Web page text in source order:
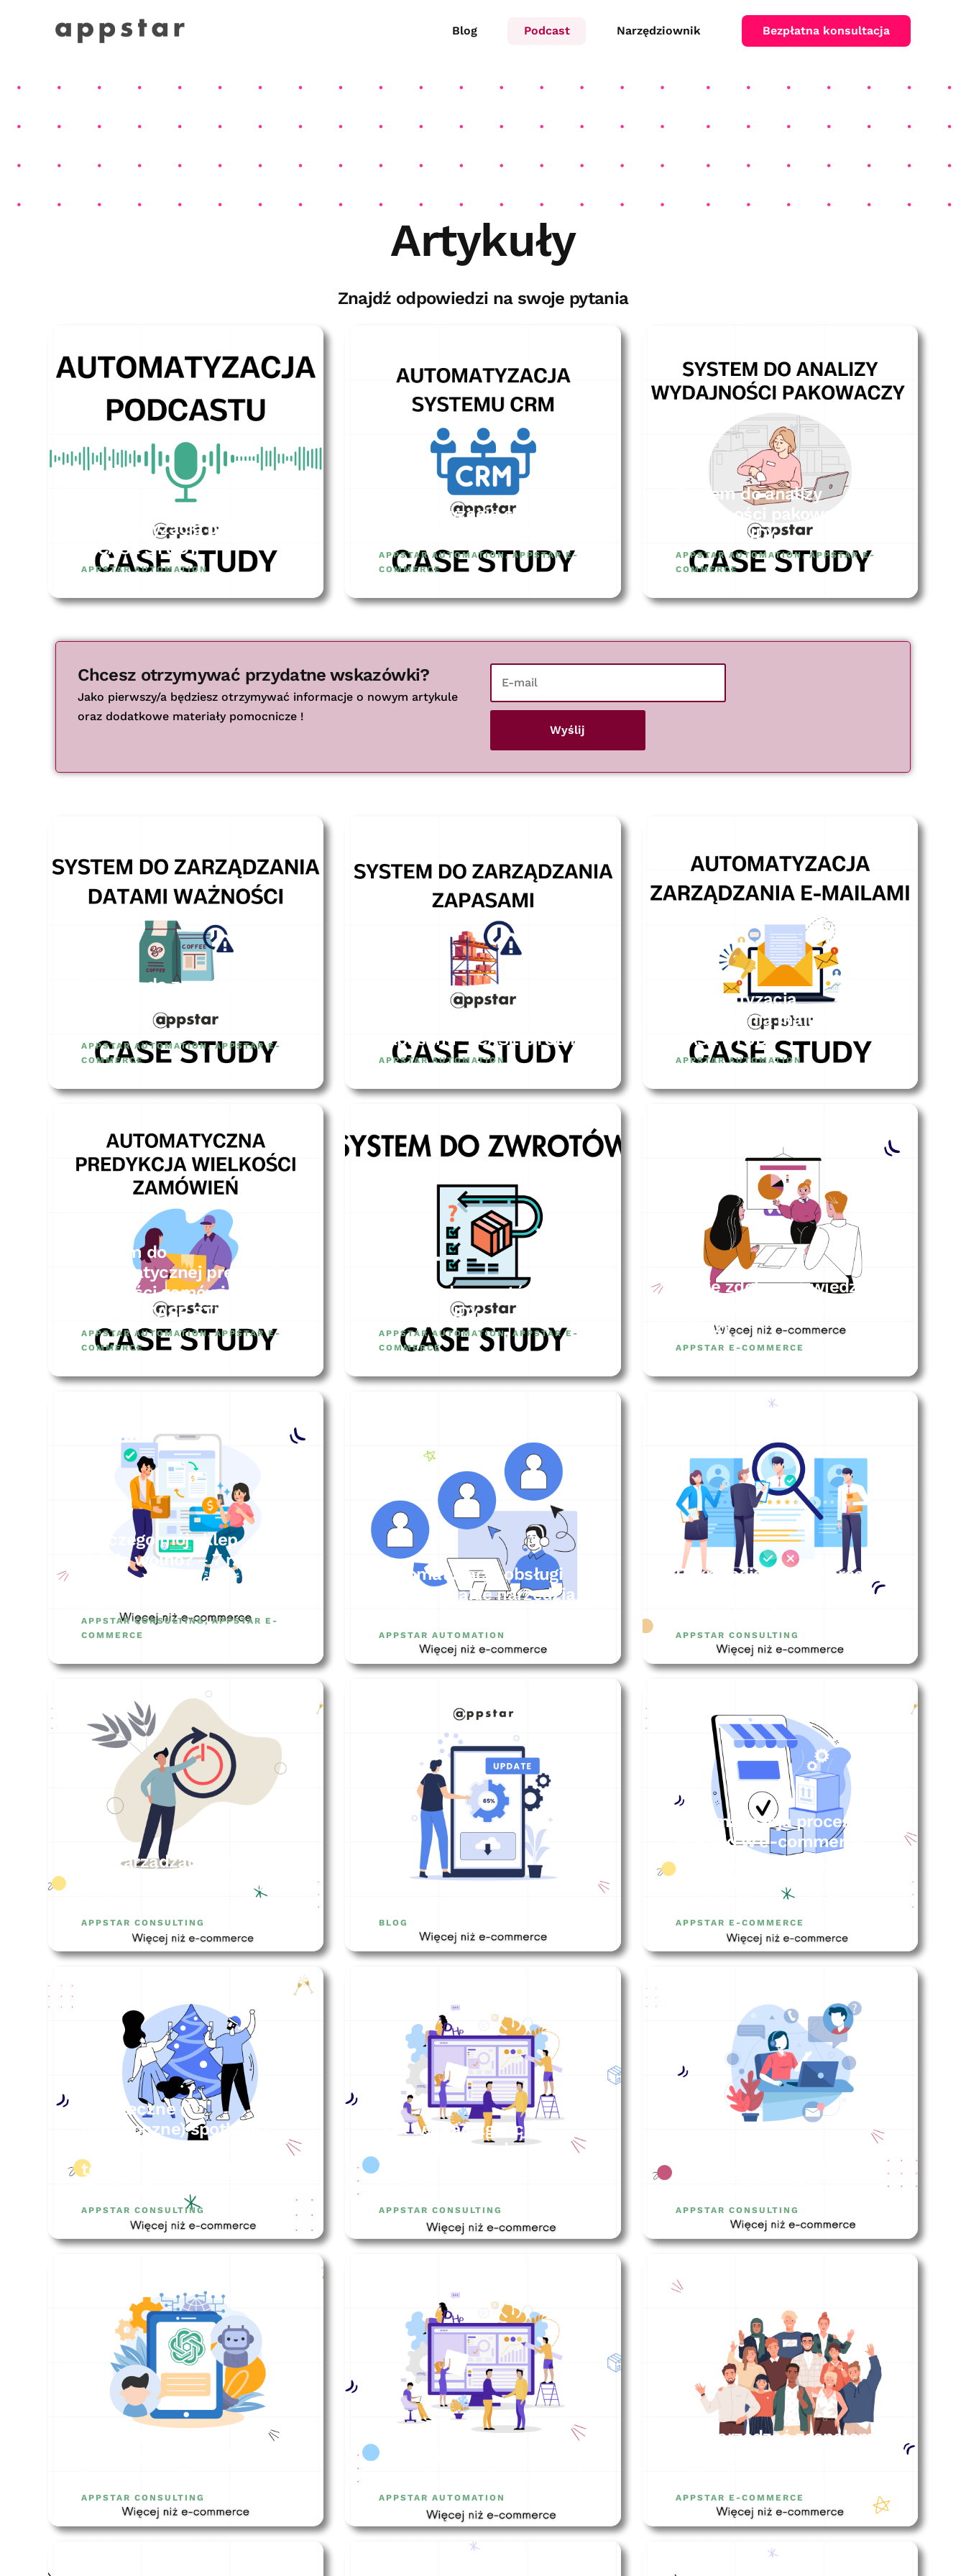
Blog Podcast Narzędziownik Bezpłatna konsultacja
Artykuły
Znajdź odpowiedzi na swoje pytania
Automatyzacja podcastu
– CASE STUDY
APPSTAR AUTOMATION
Automatyzacja systemu
APPSTAR AUTOMATION ,APPSTAR E-
COMMERCE
System do analizy
CASE STUDY
APPSTAR AUTOMATION ,APPSTAR E-
COMMERCE
Chcesz otrzymywać przydatne wskazówki?
Jako pierwszy/a będziesz otrzymywać informacje o nowym artykule
oraz dodatkowe materiały pomocnicze !
Wyślij
System do zarządzania
APPSTAR AUTOMATION,APPSTAR E-
COMMERCE
zapasami – CASE STUDY
APPSTAR AUTOMATION
Automatyzacja
zarządzania mailami –
CASE STUDY
APPSTAR AUTOMATION
System do
automatycznej predykcji
wielkości zamówienia na
sklep – CASE STUDY
APPSTAR AUTOMATION,APPSTAR E-
COMMERCE
System do zwrotów –
CASE STUDY
APPSTAR AUTOMATION, APPSTAR E-
COMMERCE
Gdzie zdobywać wiedzę o
wiedzy
APPSTAR E-COMMERCE
Dlaczego mój sklep
działa wolno? – 7 rzeczy,
które powinieneś
APPSTAR CONSULTING,APPSTAR E-
COMMERCE
Automatyzacja obsługi
klienta – jakie narzędzia
APPSTAR AUTOMATION
Rekrutacja ecommerce
APPSTAR CONSULTING
Jak zarządzać zmianą w
firmie? – 5 najczęstszych
APPSTAR CONSULTING BLOG
Optymalizacja procesu
wysyłki w e-commerce:
Jak sprawić, by Twoje
zamówienia wyszły
szybciej i sprawniej?
APPSTAR E-COMMERCE
Świąteczne (i
noworoczne) spotkania
ten czas do wzrostu
Twojej firmy?
APPSTAR CONSULTING
Jak wybrać agencję
marketingową do
współpracy w biznesie
APPSTAR CONSULTING APPSTAR CONSULTING
APPSTAR CONSULTING
Automatyzacje w firmie
APPSTAR AUTOMATION
Jak zarządzać zespołem
APPSTAR E-COMMERCE